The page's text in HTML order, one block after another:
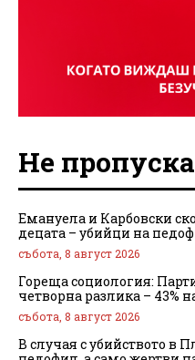
Не
Емануела и Карбовски
децата – убийци на
събота, 8 август 2026
Гореща социология:
четворна разлика – 43% на
събота, 8 август 2026
В случая с убийството в